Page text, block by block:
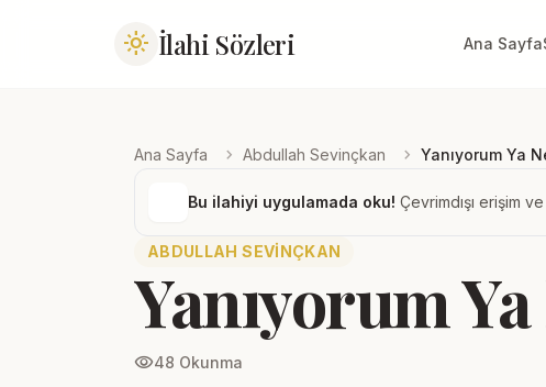
light_mode İlahi Sözleri Ana Sayfa
Ana Sayfa chevron_right Abdullah Sevinçkan chevron_right Yanıyorum Ya
Bu ilahiyi uygulamada oku! Çevrimdışı erişim
ABDULLAH SEVINÇKAN
Yanıyorum
visibility48 Okunma